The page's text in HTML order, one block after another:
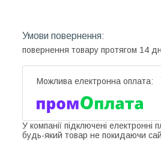
повернення товару протягом 14
У компанії підключені
будь-який товар не покидаючи